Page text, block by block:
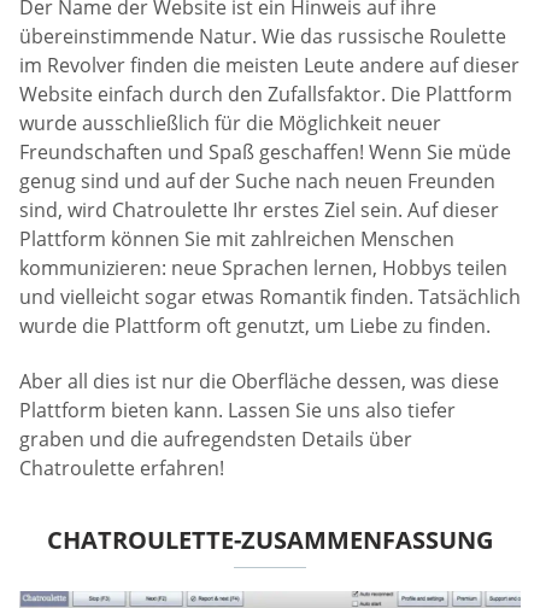
Der Name der Website ist ein Hinweis auf ihre
übereinstimmende Natur. Wie das russische Roulette
im Revolver finden die meisten Leute andere auf dieser
Website einfach durch den Zufallsfaktor. Die Plattform
wurde ausschließlich für die Möglichkeit neuer
Freundschaften und Spaß geschaffen! Wenn Sie müde
genug sind und auf der Suche nach neuen Freunden
sind, wird Chatroulette Ihr erstes Ziel sein. Auf dieser
Plattform können Sie mit zahlreichen Menschen
kommunizieren: neue Sprachen lernen, Hobbys teilen
und vielleicht sogar etwas Romantik finden. Tatsächlich
wurde die Plattform oft genutzt, um Liebe zu finden.
Aber all dies ist nur die Oberfläche dessen, was diese
Plattform bieten kann. Lassen Sie uns also tiefer
graben und die aufregendsten Details über
Chatroulette erfahren!
CHATROULETTE-ZUSAMMENFASSUNG